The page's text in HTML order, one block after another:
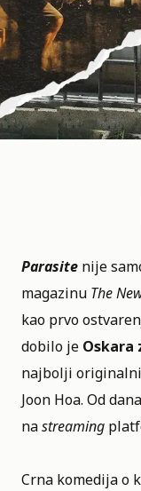
Parasite nije
magazinu The
kao prvo
dobilo je Oskara
najbolji
Joon Hoa. Od
nastreaming
Crna komedija o